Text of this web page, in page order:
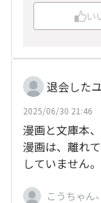
い
退会した
2025/06/30 21:46
漫画と文庫本
漫画は、離れ
していません。
こうちゃん、